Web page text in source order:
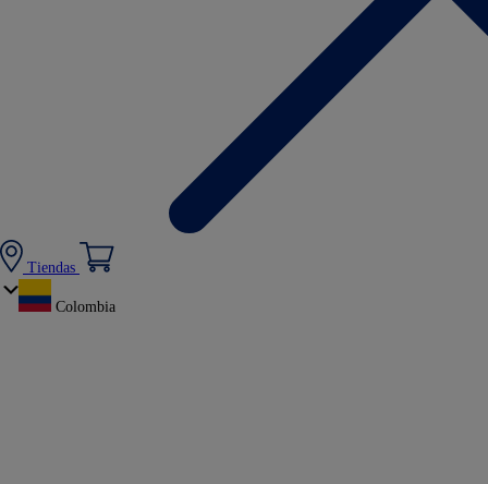
Tiendas
Colombia